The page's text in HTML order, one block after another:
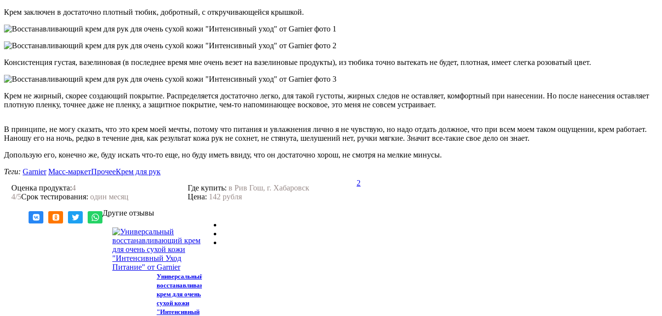
Крем заключен в достаточно плотный тюбик, добротный, с откручивающейся крышкой.
Консистенция густая, вазелиновая (в последнее время мне очень везет на вазелиновые продукты), из тюбика точно вытекать не будет, плотная, имеет слегка розоватый цвет.
Крем не жирный, скорее создающий покрытие. Распределяется достаточно легко, для такой густоты, жирных следов не оставляет, комфортный при нанесении. Но после нанесения оставляет
плотную пленку, точнее даже не пленку, а защитное покрытие, чем-то напоминающее восковое, это меня не совсем устраивает.
В принципе, не могу сказать, что это крем моей мечты, потому что питания и увлажнения лично я не чувствую, но надо отдать должное, что при всем моем таком ощущении, крем работает.
Наношу его на ночь, редко в течение дня, как результат кожа рук не сохнет, не стянута, шелушений нет, ручки мягкие. Значит все-такие свое дело он знает.
Допользую его, конечно же, буду искать что-то еще, но буду иметь ввиду, что он достаточно хорош, не смотря на мелкие минусы.
Теги: Garnier Масс-маркетПрочееКрем для рук
Оценка продукта:4
4/5Срок тестирования: один месяц
Где купить: в Рив Гош, г. Хабаровск
Цена: 142 рубля
2
Нравится!
Другие отзывы
Универсальный
восстанавливающий
крем для очень
сухой кожи
"Интенсивный